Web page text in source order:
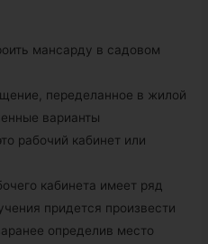
мансарду в садовом
переделанное в жилой
варианты
рабочий кабинет или
кабинета имеет ряд
придется произвести
определив место